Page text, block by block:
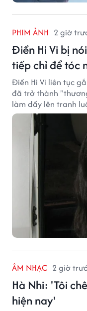
PHIM ẢNH 2 giờ
Điền Hi Vi bị
tiếp chỉ để tóc
Điền Hi Vi liên tục
đã trở thành
làm dấy lên tranh
năng biến hóa trên
ÂM NHẠC 2 giờ
Hà Nhi: 'Tôi
hiện nay'